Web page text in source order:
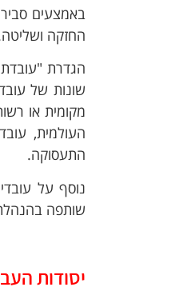
באמצעים
החזקה
שונות של
מקומית או
העולמית,
התעסוקה.
נוסף על
שותפה
יסודות